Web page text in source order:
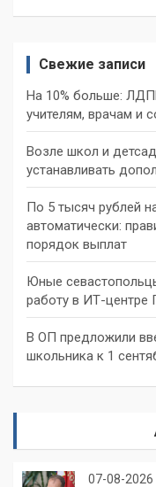
Свежие записи
На 10% больше:
учителям, врачам и
Возле школ и
устанавливать
По 5 тысяч рублей
автоматически:
порядок выплат
Юные
работу в ИТ-центре
В ОП предложили
школьника к 1
07-08-2026